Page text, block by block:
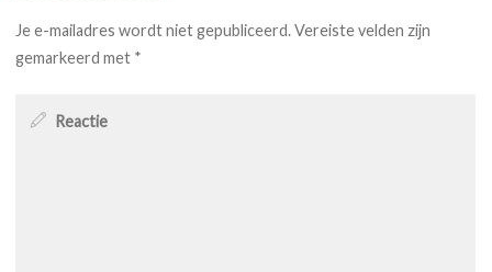
Je e-mailadres wordt niet gepubliceerd. Vereiste velden zijn
gemarkeerd met *